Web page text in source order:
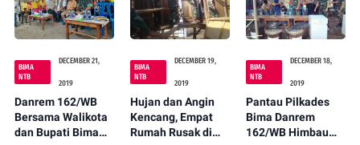
BIMA
NTB
DECEMBER 21,
2019
Danrem 162/WB
Bersama Walikota
dan Bupati Bima
BIMA
NTB
DECEMBER 19,
2019
Hujan dan Angin
Kencang, Empat
Rumah Rusak di
BIMA
NTB
DECEMBER 18,
2019
Pantau Pilkades
Bima Danrem
162/WB Himbau